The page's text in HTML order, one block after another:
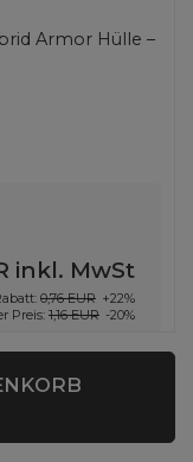
Armor Hülle –
inkl. MwSt
0,76 EUR +22%
Preis: 1,16 EUR -20%
- +